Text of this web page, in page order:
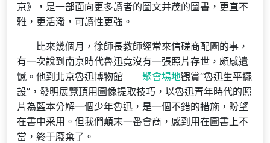
京》，是一部面向更多讀者的圖文并茂的圖書，更直不
雅，更活潑，可讀性更強。
比來幾個月，徐師長教師經常來信磋商配圖的事，
有一次說到南京時代魯迅竟沒有一張照片存世，頗感遺
憾。他到北京魯迅博物館
聚會場地觀賞“魯迅生平擺
設”，發明展覽頂用圖像提取技巧，以魯迅青年時代的照
片為藍本分解一個少年魯迅，是一個不錯的措施，盼望
在書中采用。但我們顛末一番會商，感到用在圖書上不
當，終于廢棄了。